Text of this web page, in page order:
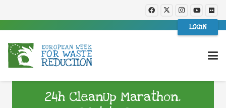
LOGIN
24h CleanUp Marathon.